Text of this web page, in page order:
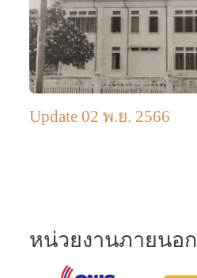
Update 02 พ.ย. 2566
หน่วยงานภายนอก